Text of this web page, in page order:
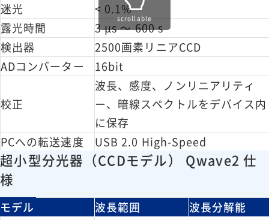
迷光
< 0.1%
露光時間
3 μs ～ 600 s
検出器
2500画素リニアCCD
ADコンバーター
16bit
校正
波長、感度、ノンリニアリティ
ー、暗線スペクトルをデバイス内
に保存
PCへの転送速度
USB 2.0 High-Speed
コネクター
SMA
インターフェイス
UART(serial)、SPI、I2C(対応可)
scrollable
超小型分光器（CCDモデル） Qwave2 仕
様
モデル 波長範囲
波長分解能